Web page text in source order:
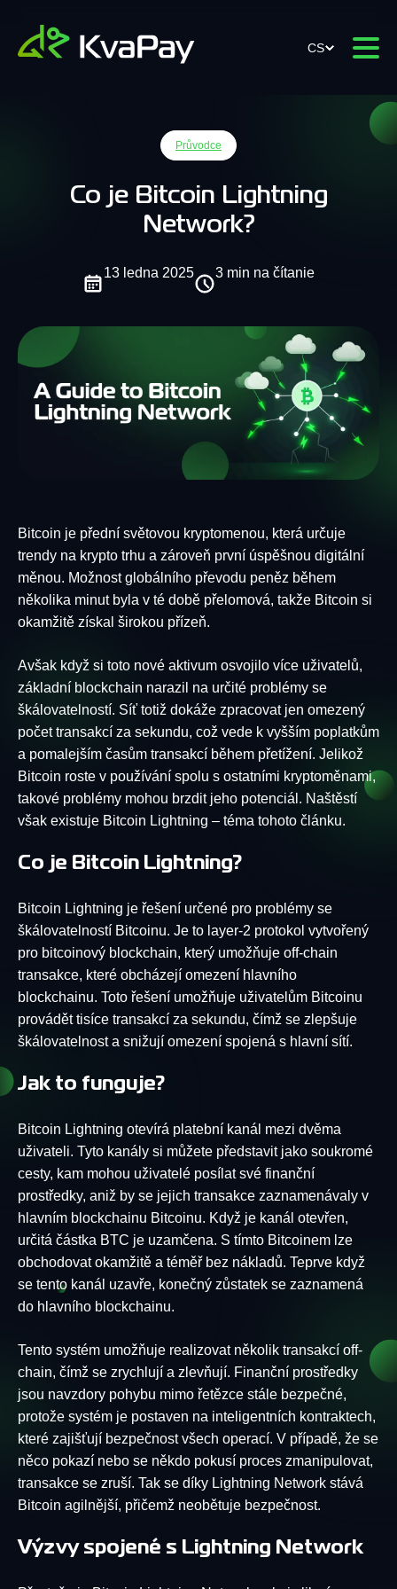
CS
Průvodce
Co je Bitcoin Lightning
Network?
13 ledna 2025 3 min na čítanie
Bitcoin je přední světovou kryptomenou, která určuje
trendy na krypto trhu a zároveň první úspěšnou digitální
měnou. Možnost globálního převodu peněz během
několika minut byla v té době přelomová, takže Bitcoin si
okamžitě získal širokou přízeň.
Avšak když si toto nové aktivum osvojilo více uživatelů,
základní blockchain narazil na určité problémy se
škálovatelností. Síť totiž dokáže zpracovat jen omezený
počet transakcí za sekundu, což vede k vyšším poplatkům
a pomalejším časům transakcí během přetížení. Jelikož
Bitcoin roste v používání spolu s ostatními kryptoměnami,
takové problémy mohou brzdit jeho potenciál. Naštěstí
však existuje Bitcoin Lightning – téma tohoto článku.
Co je Bitcoin Lightning?
Bitcoin Lightning je řešení určené pro problémy se
škálovatelností Bitcoinu. Je to layer-2 protokol vytvořený
pro bitcoinový blockchain, který umožňuje off-chain
transakce, které obcházejí omezení hlavního
blockchainu. Toto řešení umožňuje uživatelům Bitcoinu
provádět tisíce transakcí za sekundu, čímž se zlepšuje
škálovatelnost a snižují omezení spojená s hlavní sítí.
Jak to funguje?
Bitcoin Lightning otevírá platební kanál mezi dvěma
uživateli. Tyto kanály si můžete představit jako soukromé
cesty, kam mohou uživatelé posílat své finanční
prostředky, aniž by se jejich transakce zaznamenávaly v
hlavním blockchainu Bitcoinu. Když je kanál otevřen,
určitá částka BTC je uzamčena. S tímto Bitcoinem lze
obchodovat okamžitě a téměř bez nákladů. Teprve když
se tento kanál uzavře, konečný zůstatek se zaznamená
do hlavního blockchainu.
Tento systém umožňuje realizovat několik transakcí off-
chain, čímž se zrychlují a zlevňují. Finanční prostředky
jsou navzdory pohybu mimo řetězce stále bezpečné,
protože systém je postaven na inteligentních kontraktech,
které zajišťují bezpečnost všech operací. V případě, že se
něco pokazí nebo se někdo pokusí proces zmanipulovat,
transakce se zruší. Tak se díky Lightning Network stává
Bitcoin agilnější, přičemž neobětuje bezpečnost.
Výzvy spojené s Lightning Network